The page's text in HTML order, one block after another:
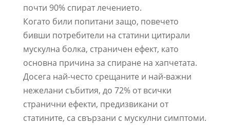
почти 90% спират лечението.
Когато били попитани защо, повечето
бивши потребители на статини цитирали
мускулна болка, страничен ефект, като
основна причина за спиране на хапчетата.
Досега най-често срещаните и най-важни
нежелани събития, до 72% от всички
странични ефекти, предизвикани от
статините, са свързани с мускулни симптоми.